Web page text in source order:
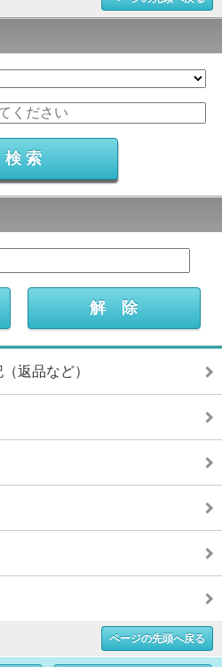
返品など）
ページの先頭へ戻る